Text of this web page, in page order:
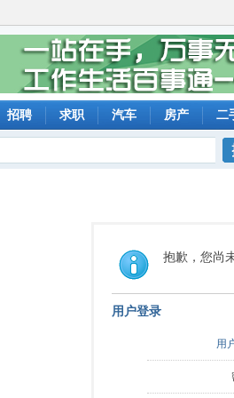
招聘 求职 汽车 房产 二
抱歉，您尚
用户登录
用